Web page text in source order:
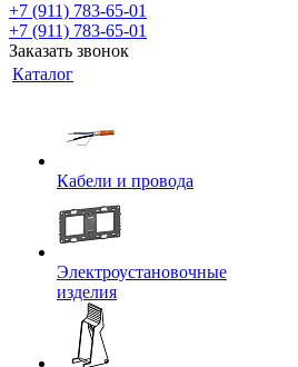
+7 (911) 783-65-01
+7 (911) 783-65-01
Заказать звонок
Каталог
Кабели и провода
Электроустановочные
изделия